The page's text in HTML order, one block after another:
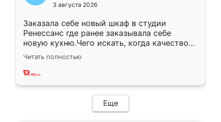
3 августа 2026
Заказала себе новый шкаф в студии
Ренессанс где ранее заказывала себе
новую кухню.Чего искать, когда качеством
вполне довольна. Служит кухня уже почти
два года, нареканий нет.
Читать полностью
Еще